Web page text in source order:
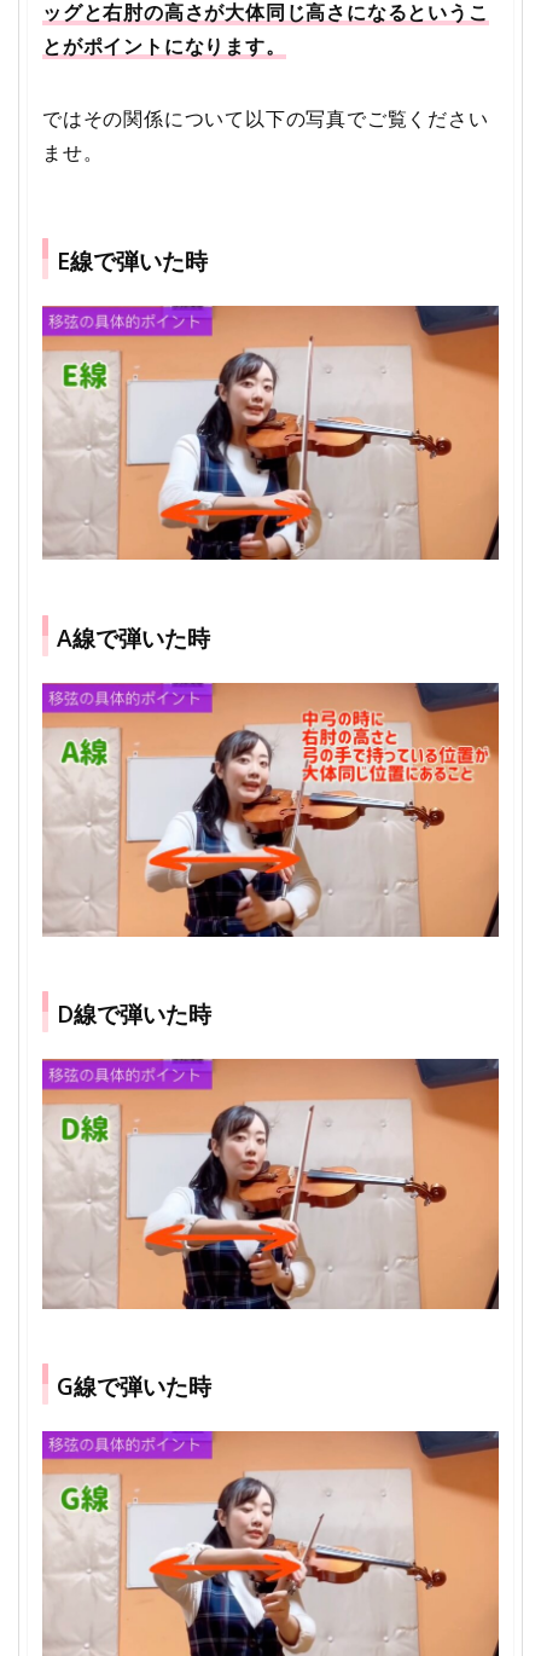
ッグと右肘の高さが大体同じ高さになるというこ
とがポイントになります。
ではその関係について以下の写真でご覧ください
ませ。
E線で弾いた時
A線で弾いた時
D線で弾いた時
G線で弾いた時